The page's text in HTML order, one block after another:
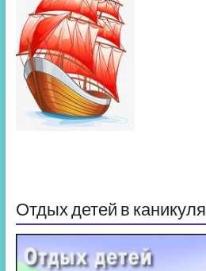
Отдых детей в